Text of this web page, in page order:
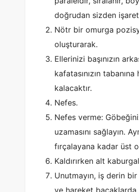
doğrudan sizden
Nötr bir omurga
oluşturarak.
Ellerinizi başınızın
kafatasınızın
kalacaktır.
Nefes.
Nefes verme:
uzamasını sağlayın.
fırçalayana kadar üst
Kaldırırken alt
Unutmayın, iş derin